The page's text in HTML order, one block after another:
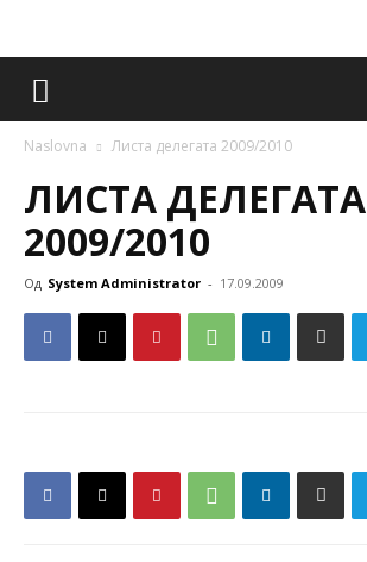
Naslovna Листа делегата 2009/2010
ЛИСТА ДЕЛЕГАТА
2009/2010
Од System Administrator - 17.09.2009